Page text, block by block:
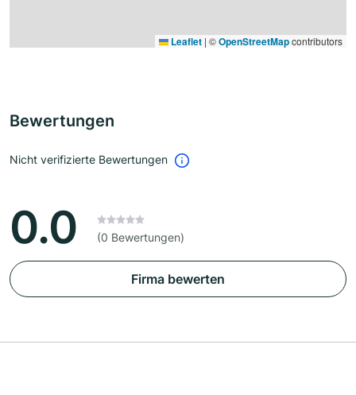
Leaflet | ©OpenStreetMapcontributors
Bewertungen
Nicht verifizierte Bewertungen
0.0 (0 Bewertungen)
Firma bewerten